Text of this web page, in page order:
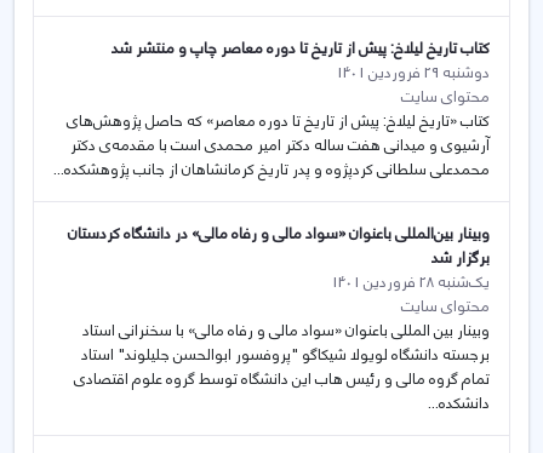
کتاب تاریخ لیلاخ: پیش از تاریخ تا دوره معاصر چاپ و منتشر شد
دوشنبه 29 فروردین 1401
محتوای سایت
کتاب «تاریخ لیلاخ: پیش از تاریخ تا دوره معاصر» که حاصل پژوهش‌های
آرشیوی و میدانی هفت ساله دکتر امیر محمدی است با مقدمه‌ی دکتر
محمدعلی سلطانی کردپژوه و پدر تاریخ کرمانشاهان از جانب پژوهشکده...
وبینار بین‌المللی باعنوان «سواد مالی و رفاه مالی» در دانشگاه کردستان
برگزار شد
یک‌شنبه 28 فروردین 1401
محتوای سایت
وبینار بین المللی باعنوان «سواد مالی و رفاه مالی» با سخنرانی استاد
برجسته دانشگاه لویولا شیکاگو "پروفسور ابوالحسن جلیلوند" استاد
تمام گروه مالی و رئیس هاب این دانشگاه توسط گروه علوم اقتصادی
دانشکده...